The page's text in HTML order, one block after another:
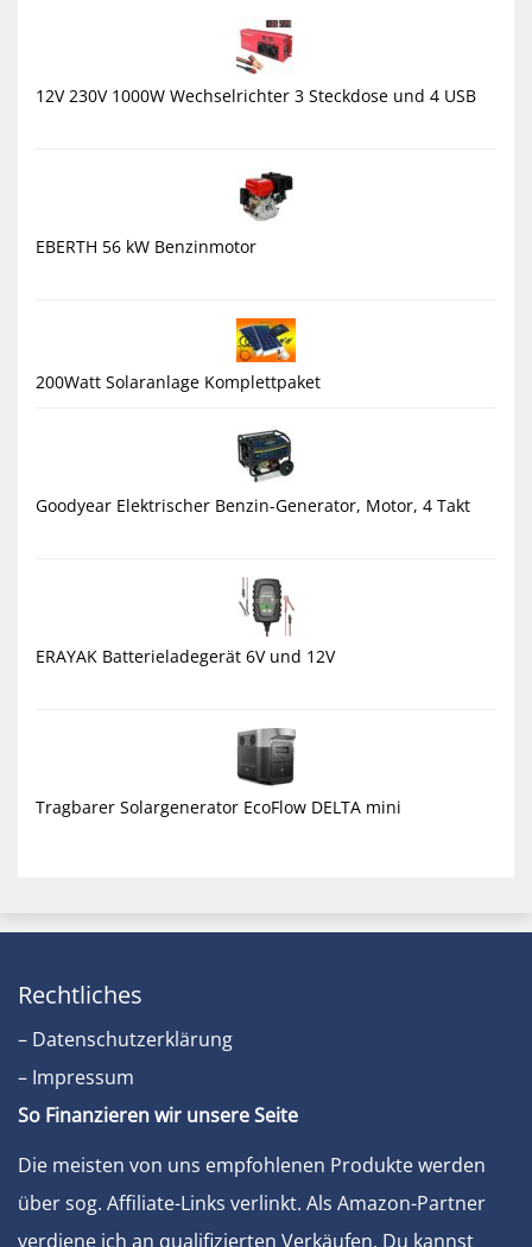
12V 230V 1000W Wechselrichter 3 Steckdose und 4 USB
EBERTH 56 kW Benzinmotor
200Watt Solaranlage Komplettpaket
Goodyear Elektrischer Benzin-Generator, Motor, 4 Takt
ERAYAK Batterieladegerät 6V und 12V
Tragbarer Solargenerator EcoFlow DELTA mini
Rechtliches
– Datenschutzerklärung
– Impressum
So Finanzieren wir unsere Seite
Die meisten von uns empfohlenen Produkte werden
über sog. Affiliate-Links verlinkt. Als Amazon-Partner
verdiene ich an qualifizierten Verkäufen. Du kannst